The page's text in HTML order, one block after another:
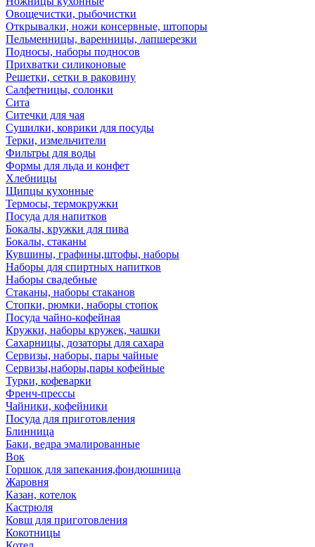
Овощечистки, рыбочистки
Открывалки, ножи консервные, штопоры
Пельменницы, варенницы, лапшерезки
Подносы, наборы подносов
Прихватки силиконовые
Решетки, сетки в раковину
Салфетницы, солонки
Сита
Ситечки для чая
Сушилки, коврики для посуды
Терки, измельчители
Фильтры для воды
Формы для льда и конфет
Хлебницы
Щипцы кухонные
Термосы, термокружки
Посуда для напитков
Бокалы, кружки для пива
Бокалы, стаканы
Кувшины, графины,штофы, наборы
Наборы для спиртных напитков
Наборы свадебные
Стаканы, наборы стаканов
Стопки, рюмки, наборы стопок
Посуда чайно-кофейная
Кружки, наборы кружек, чашки
Сахарницы, дозаторы для сахара
Сервизы, наборы, пары чайные
Сервизы,наборы,пары кофейные
Турки, кофеварки
Френч-прессы
Чайники, кофейники
Посуда для приготовления
Блинница
Баки, ведра эмалированные
Вок
Горшок для запекания,фондюшница
Жаровня
Казан, котелок
Кастрюля
Ковш для приготовления
Кокотницы